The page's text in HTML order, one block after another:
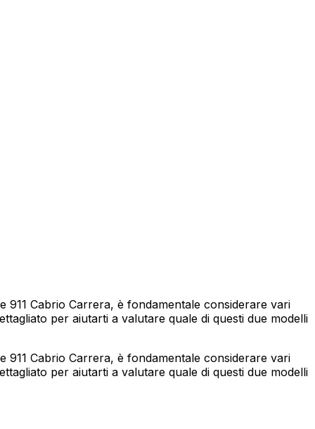
Cabrio Carrera, è fondamentale considerare vari
per aiutarti a valutare quale di questi due modelli
Cabrio Carrera, è fondamentale considerare vari
per aiutarti a valutare quale di questi due modelli